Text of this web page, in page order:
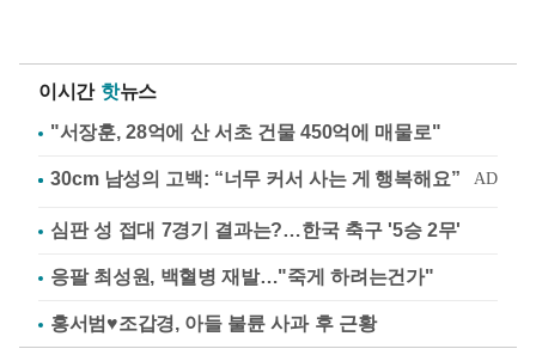
이시간 핫뉴스
"서장훈, 28억에 산 서초 건물 450억에 매물로"
심판 성 접대 7경기 결과는?…한국 축구 '5승 2무'
응팔 최성원, 백혈병 재발…"죽게 하려는건가"
홍서범♥조갑경, 아들 불륜 사과 후 근황